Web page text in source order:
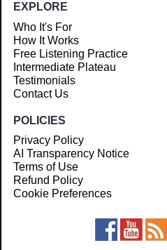
EXPLORE
Who It's For
How It Works
Free Listening Practice
Intermediate Plateau
Testimonials
Contact Us
POLICIES
Privacy Policy
AI Transparency Notice
Terms of Use
Refund Policy
Cookie Preferences